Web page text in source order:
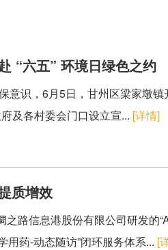
“六五” 环境日绿色之约
识，6月5日，甘州区梁家墩镇
及各村委会门口设立宣... [详情]
质增效
路信息港股份有限公司研发的
用药-动态随访”闭环服务体系... [